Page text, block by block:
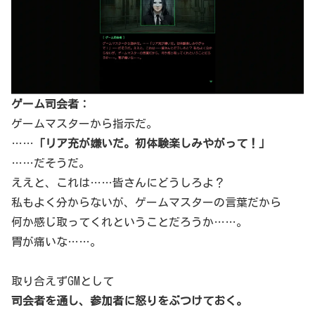
ゲーム司会者：
ゲームマスターから指示だ。
……
「リア充が嫌いだ。初体験楽しみやがって！」
……だそうだ。
ええと、これは……皆さんにどうしろよ？
私もよく分からないが、ゲームマスターの言葉だから
何か感じ取ってくれということだろうか……。
胃が痛いな……。
取り合えずGMとして
司会者を通し、参加者に怒りをぶつけておく。